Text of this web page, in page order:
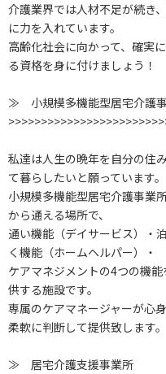
介護業界では人材不足が続き
に力を入れています。
高齢化社会に向かって、確実
る資格を身に付けましょう！
≫ 小規模多機能型居宅介護
私達は人生の晩年を自分の住
て暮らしたいと願っています。
小規模多機能型居宅介護事業
から通える場所で、
通い機能（デイサービス）・
く機能（ホームヘルパー）・
ケアマネジメントの4つの機
供する施設です。
専属のケアマネージャーが心
柔軟に判断して提供致します。
≫ 居宅介護支援事業所